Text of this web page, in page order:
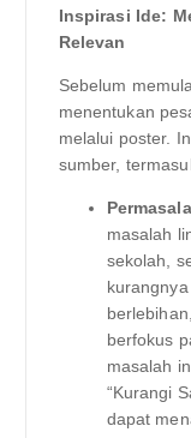
Inspirasi Ide:
Relevan
Sebelum
menentukan
melalui poster.
sumber,
masalah
sekolah,
berfokus
masalah
“Kurangi
dapat